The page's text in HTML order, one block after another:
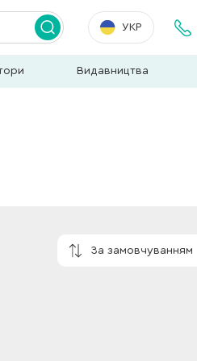
УКР
Видавництва
За замовчуванням